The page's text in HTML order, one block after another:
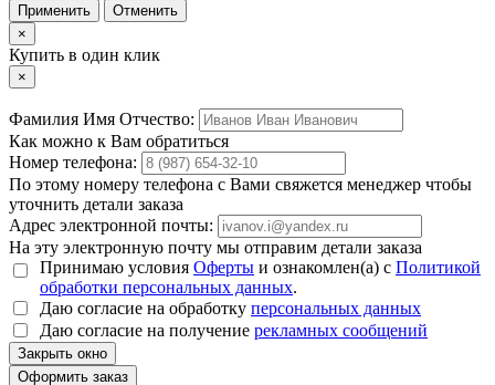
Отменить
×
Купить в один клик
×
Фамилия Имя Отчество:
Как можно к Вам обратиться
Номер телефона:
По этому номеру телефона с Вами свяжется менеджер чтобы
уточнить детали заказа
Адрес электронной почты:
На эту электронную почту мы отправим детали заказа
Принимаю условия Оферты и ознакомлен(а) с Политикой
обработки персональных данных.
Даю согласие на обработку персональных данных
Даю согласие на получение рекламных сообщений
Закрыть окно